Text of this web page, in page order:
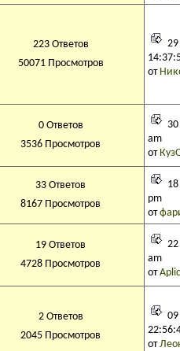
223 Ответов
50071 Просмотров
от
0 Ответов
3536 Просмотров
am
от
33 Ответов
8167 Просмотров
pm
от
19 Ответов
4728 Просмотров
am
от
2 Ответов
2045 Просмотров
от